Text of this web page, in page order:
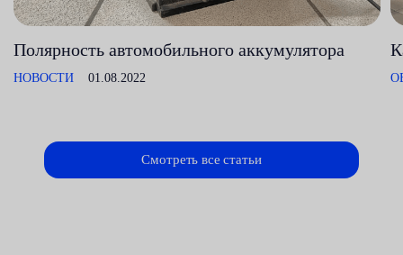
Полярность автомобильного аккумулятора
НОВОСТИ 01.08.2022
Смотреть все статьи